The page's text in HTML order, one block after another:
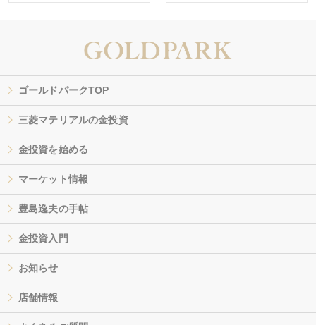
ゴールドパークTOP
三菱マテリアルの金投資
金投資を始める
マーケット情報
豊島逸夫の手帖
金投資入門
お知らせ
店舗情報